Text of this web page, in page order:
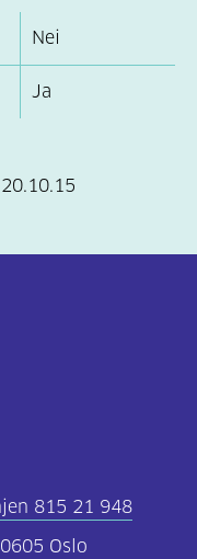
Nei
Ja
20.10.15
815 21 948
Oslo